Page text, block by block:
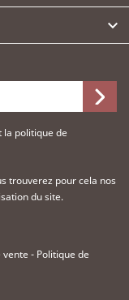

la politique de
trouverez pour cela nos
du site.
vente - Politique de